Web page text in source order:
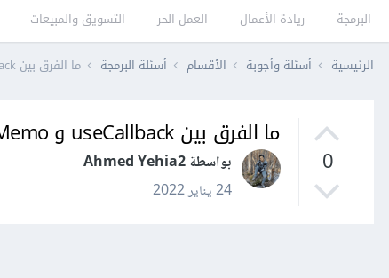
البرمجة ريادة الأعمال العمل الحر التسويق والمبيعات
الرئيسية أسئلة وأجوبة الأقسام أسئلة البرمجة ما الفرق بين useCallback و useMemo في react
0
ما الفرق بين useCallback و useMemo في react
بواسطة Ahmed Yehia2
24 يناير 2022